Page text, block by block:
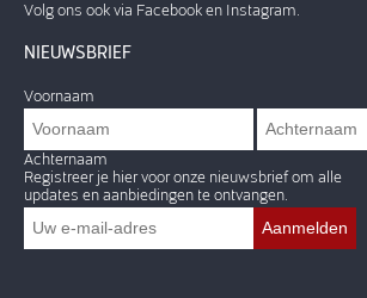
Volg ons ook via Facebook en Instagram.
NIEUWSBRIEF
Voornaam
Achternaam
Registreer je hier voor onze nieuwsbrief om alle
updates en aanbiedingen te ontvangen.